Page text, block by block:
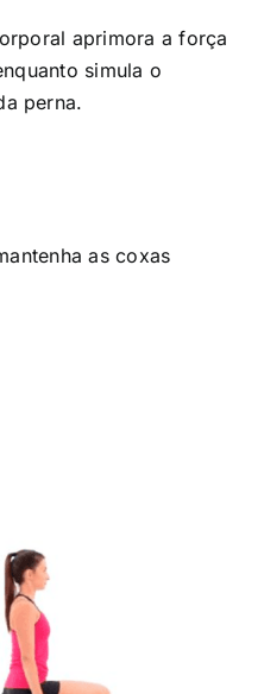
aprimora a força
simula o
perna.
as coxas